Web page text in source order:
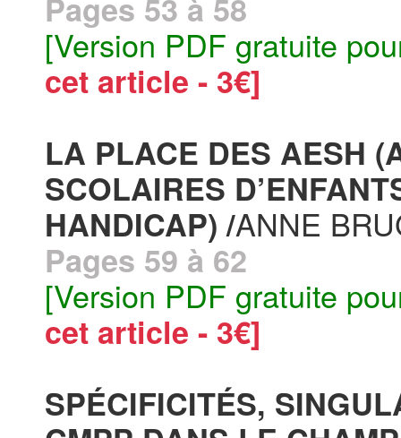
Pages 53 à 58
[Version PDF gratuite
cet article - 3€]
LA PLACE DES AESH
SCOLAIRES
HANDICAP) /ANNE
Pages 59 à 62
[Version PDF gratuite
cet article - 3€]
SPÉCIFICITÉS,